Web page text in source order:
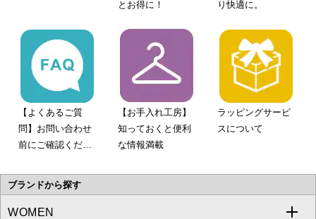
とお得に！
り快適に。
【よくあるご質
問】お問い合わせ
前にご確認くださ
【お手入れ工房】
知っておくと便利
な情報満載
ラッピングサービ
スについて
ブランドから探す
WOMEN